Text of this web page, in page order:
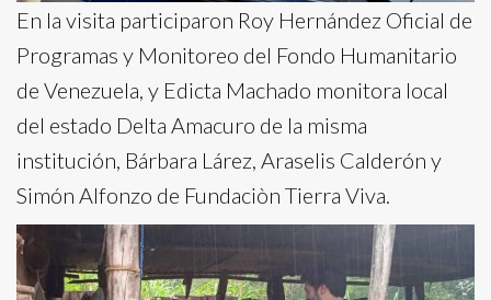
En la visita participaron Roy Hernández Oficial de
Programas y Monitoreo del Fondo Humanitario
de Venezuela, y Edicta Machado monitora local
del estado Delta Amacuro de la misma
institución, Bárbara Lárez, Araselis Calderón y
Simón Alfonzo de Fundaciòn Tierra Viva.